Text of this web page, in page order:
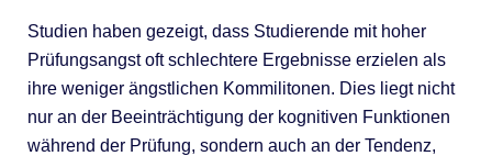
Studien haben gezeigt, dass Studierende mit hoher
Prüfungsangst oft schlechtere Ergebnisse erzielen als
ihre weniger ängstlichen Kommilitonen. Dies liegt nicht
nur an der Beeinträchtigung der kognitiven Funktionen
während der Prüfung, sondern auch an der Tendenz,